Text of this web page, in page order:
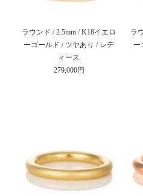
ラウンド / 2.5mm / K18イエロ
ーゴールド / ツヤあり / レデ
ィース
279,000円
ラ
ー